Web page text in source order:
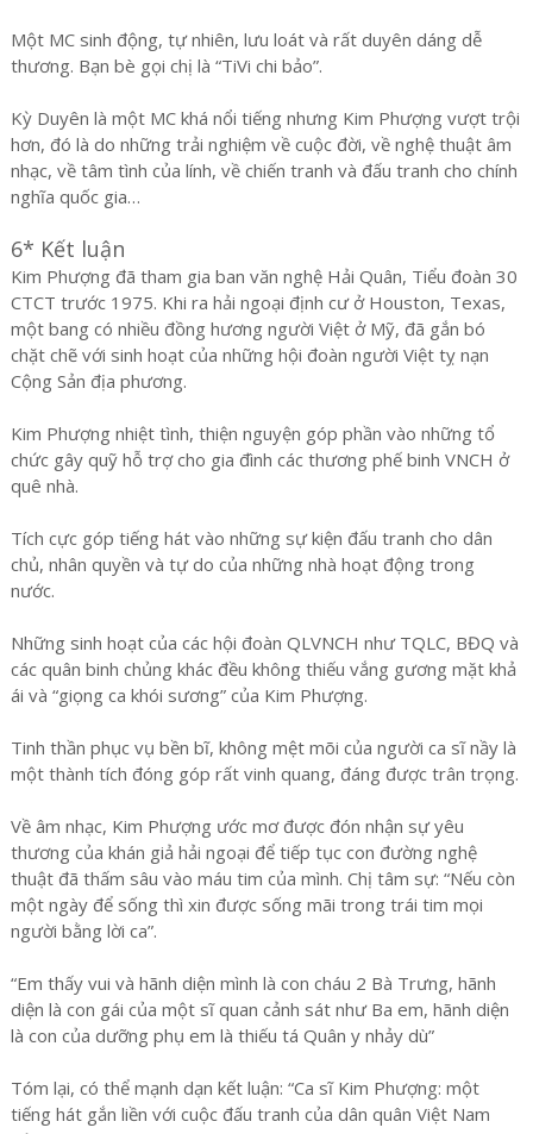
Một MC sinh động, tự nhiên, lưu loát và rất duyên dáng dễ
thương. Bạn bè gọi chị là “TiVi chi bảo”.
Kỳ Duyên là một MC khá nổi tiếng nhưng Kim Phượng vượt trội
hơn, đó là do những trải nghiệm về cuộc đời, về nghệ thuật âm
nhạc, về tâm tình của lính, về chiến tranh và đấu tranh cho chính
nghĩa quốc gia…
6* Kết luận
Kim Phượng đã tham gia ban văn nghệ Hải Quân, Tiểu đoàn 30
CTCT trước 1975. Khi ra hải ngoại định cư ở Houston, Texas,
một bang có nhiều đồng hương người Việt ở Mỹ, đã gắn bó
chặt chẽ với sinh hoạt của những hội đoàn người Việt tỵ nạn
Cộng Sản địa phương.
Kim Phượng nhiệt tình, thiện nguyện góp phần vào những tổ
chức gây quỹ hỗ trợ cho gia đình các thương phế binh VNCH ở
quê nhà.
Tích cực góp tiếng hát vào những sự kiện đấu tranh cho dân
chủ, nhân quyền và tự do của những nhà hoạt động trong
nước.
Những sinh hoạt của các hội đoàn QLVNCH như TQLC, BĐQ và
các quân binh chủng khác đều không thiếu vắng gương mặt khả
ái và “giọng ca khói sương” của Kim Phượng.
Tinh thần phục vụ bền bĩ, không mệt mõi của người ca sĩ nầy là
một thành tích đóng góp rất vinh quang, đáng được trân trọng.
Về âm nhạc, Kim Phượng ước mơ được đón nhận sự yêu
thương của khán giả hải ngoại để tiếp tục con đường nghệ
thuật đã thấm sâu vào máu tim của mình. Chị tâm sự: “Nếu còn
một ngày để sống thì xin được sống mãi trong trái tim mọi
người bằng lời ca”.
“Em thấy vui và hãnh diện mình là con cháu 2 Bà Trưng, hãnh
diện là con gái của một sĩ quan cảnh sát như Ba em, hãnh diện
là con của dưỡng phụ em là thiếu tá Quân y nhảy dù”
Tóm lại, có thể mạnh dạn kết luận: “Ca sĩ Kim Phượng: một
tiếng hát gắn liền với cuộc đấu tranh của dân quân Việt Nam